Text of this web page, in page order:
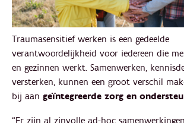
Traumasensitief werken is een gedeelde
verantwoordelijkheid voor iedereen die
en gezinnen werkt. Samenwerken,
versterken, kunnen een groot verschil
bij aan geïntegreerde zorg en
“Er zijn al zinvolle ad-hoc